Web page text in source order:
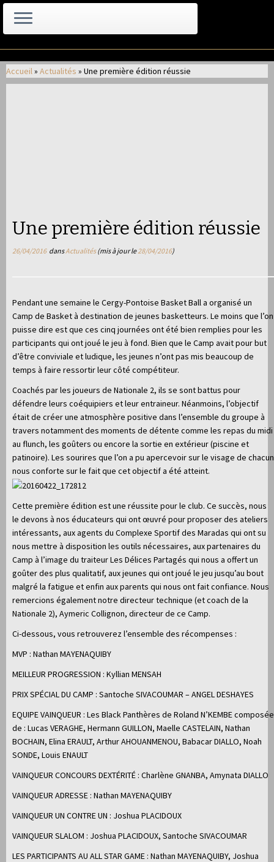
au
contenu
Accueil» Actualités » Une première édition réussie
Une première édition réussie
26/04/2016dansActualités(mis à jour le28/04/2016)
Pendant une semaine le Cergy-Pontoise Basket Ball a organisé un
Camp de Basket à destination de jeunes basketteurs. Le moins que l’on
puisse dire est que ces cinq journées ont été bien remplies pour les
participants qui ont joué le jeu à fond. Bien que le Camp avait pour but
d’être conviviale et ludique, les jeunes n’ont pas mis beaucoup de
temps à faire ressortir leur côté compétiteur.
Coachés par les joueurs de Nationale 2, ils se sont battus pour
défendre leurs coéquipiers et leur entraineur. Néanmoins, l’objectif
était de créer une atmosphère positive dans l’ensemble du groupe à
travers notamment des moments de détente comme les repas du midi
au flunch, les goûters ou encore la sortie en extérieur (piscine et
patinoire). Les sourires que l’on a pu apercevoir sur le visage de chacun
nous conforte sur le fait que cet objectif a été atteint.
Cette première édition est une réussite pour le club. Ce succès, nous
le devons à nos éducateurs qui ont œuvré pour proposer des ateliers
intéressants, aux agents du Complexe Sportif des Maradas qui ont su
nous mettre à disposition les outils nécessaires, aux partenaires du
Camp à l’image du traiteur Les Délices Partagés qui nous a offert un
goûter des plus qualitatif, aux jeunes qui ont joué le jeu jusqu’au bout
malgré la fatigue et enfin aux parents qui nous ont fait confiance. Nous
remercions également notre directeur technique (et coach de la
Nationale 2), Aymeric Collignon, directeur de ce Camp.
Ci-dessous, vous retrouverez l’ensemble des récompenses :
MVP : Nathan MAYENAQUIBY
MEILLEUR PROGRESSION : Kyllian MENSAH
PRIX SPÉCIAL DU CAMP : Santoche SIVACOUMAR – ANGEL DESHAYES
EQUIPE VAINQUEUR : Les Black Panthères de Roland N’KEMBE composée
de : Lucas VERAGHE, Hermann GUILLON, Maelle CASTELAIN, Nathan
BOCHAIN, Elina ERAULT, Arthur AHOUANMENOU, Babacar DIALLO, Noah
SONDE, Louis ENAULT
VAINQUEUR CONCOURS DEXTÉRITÉ : Charlène GNANBA, Amynata DIALLO
VAINQUEUR ADRESSE : Nathan MAYENAQUIBY
VAINQUEUR UN CONTRE UN : Joshua PLACIDOUX
VAINQUEUR SLALOM : Joshua PLACIDOUX, Santoche SIVACOUMAR
LES PARTICIPANTS AU ALL STAR GAME : Nathan MAYENAQUIBY, Joshua